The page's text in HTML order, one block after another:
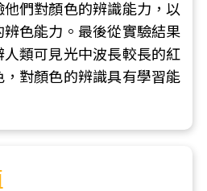
們對顏色的辨識能力，以
色能力。最後從實驗結果
類可見光中波長較長的紅
對顏色的辨識具有學習能